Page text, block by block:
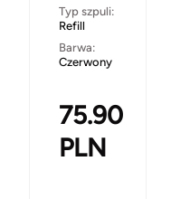
Typ szpuli:
Refill
Barwa:
Czerwony
75.90
PLN